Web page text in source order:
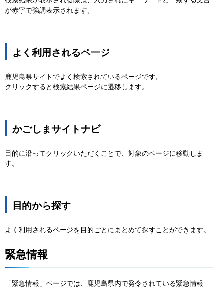
が赤字で強調表示されます。
よく利用されるページ
鹿児島県サイトでよく検索されているページです。
クリックすると検索結果ページに遷移します。
かごしまサイトナビ
目的に沿ってクリックいただくことで、対象のページに移動しま
す。
目的から探す
よく利用されるページを目的ごとにまとめて探すことができます。
緊急情報
「緊急情報」ページでは、鹿児島県内で発令されている緊急情報